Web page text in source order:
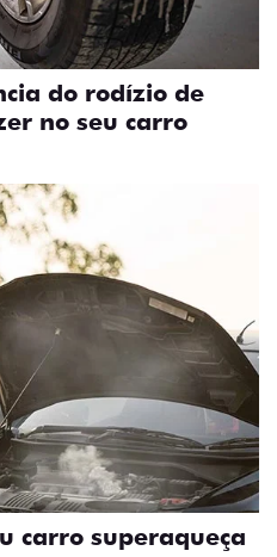
do rodízio de
no seu carro
carro superaqueça